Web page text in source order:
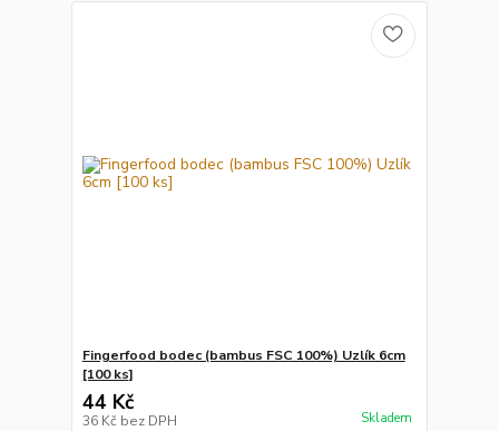
Fingerfood bodec (bambus FSC 100%) Uzlík 6cm
[100 ks]
44 Kč
36 Kč bez DPH Skladem